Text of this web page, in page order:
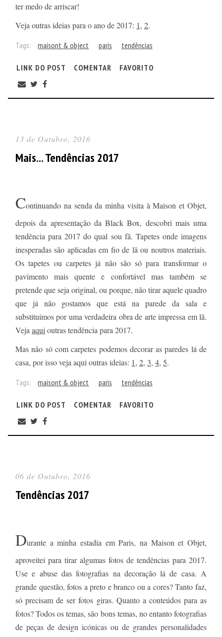
ter medo de arriscar!
Veja outras ideias para o ano de 2017: 1, 2.
Tags: maisont & object paris tendências
LINK DO POST COMENTAR FAVORITO
13 de Outubro, 2016
Mais... Tendências 2017
Continuando na senda da minha visita à Maison et Objet,
depois da apresentação da Black Box, descobri mais uma
tendência para 2017 do qual sou fã. Tapetes onde imagens
inesperadas são aplicadas em fio de lã ou noutros materiais.
Os tapetes ou carpetes já não são só para transformar o
pavimento mais quente e confortável mas também se
pretende que seja original, ou porque, não tirar aquele quadro
que já não gostamos que está na parede da sala e
substituímos por uma verdadeira obra de arte impressa em lã.
Veja aqui outras tendência para 2017.
Mas não só com carpetes podemos decorar as paredes lá de
casa, por isso veja aqui outras ideias: 1, 2, 3, 4, 5.
Tags: maisont & object paris tendências
LINK DO POST COMENTAR FAVORITO
06 de Outubro, 2016
Tendências 2017
Durante a minha estadia em Paris, na Maison et Objet,
aproveitei para tirar algumas fotos de tendências para 2017.
Use e abuse das fotografias na decoração lá de casa. A
grande questão, fotos a preto e branco ou a cores? Tanto faz,
só precisam de ser fotos giras. Quanto a conteúdos para as
fotos? Todos os temas, são bons temas, no entanto fotografias
de peças de design icónicas ou de grandes personalidades